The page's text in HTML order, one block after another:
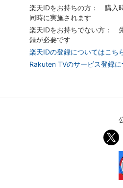
楽天IDをお持ちの方： 購入
同時に実施されます
楽天IDをお持ちでない方：
録が必要です
楽天IDの登録についてはこち
Rakuten TVのサービス登録